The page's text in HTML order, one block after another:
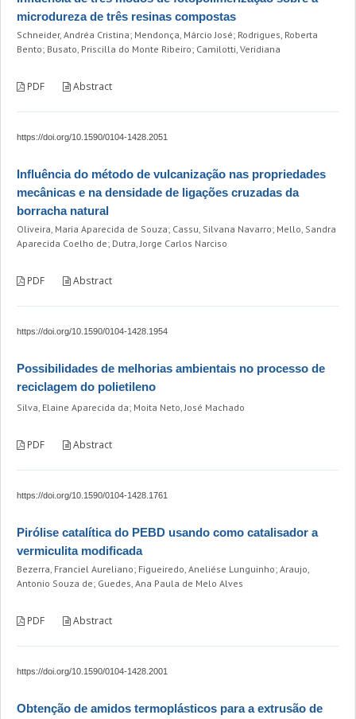
microdureza de três resinas compostas
Schneider, Andréa Cristina; Mendonça, Márcio José; Rodrigues, Roberta
Bento; Busato, Priscilla do Monte Ribeiro; Camilotti, Veridiana
PDF Abstract
https://doi.org/10.1590/0104-1428.2051
Influência do método de vulcanização nas propriedades
mecânicas e na densidade de ligações cruzadas da
borracha natural
Oliveira, Maria Aparecida de Souza; Cassu, Silvana Navarro; Mello, Sandra
Aparecida Coelho de; Dutra, Jorge Carlos Narciso
PDF Abstract
https://doi.org/10.1590/0104-1428.1954
Possibilidades de melhorias ambientais no processo de
reciclagem do polietileno
Silva, Elaine Aparecida da; Moita Neto, José Machado
PDF Abstract
https://doi.org/10.1590/0104-1428.1761
Pirólise catalítica do PEBD usando como catalisador a
vermiculita modificada
Bezerra, Franciel Aureliano; Figueiredo, Aneliése Lunguinho; Araujo,
Antonio Souza de; Guedes, Ana Paula de Melo Alves
PDF Abstract
https://doi.org/10.1590/0104-1428.2001
Obtenção de amidos termoplásticos para a extrusão de